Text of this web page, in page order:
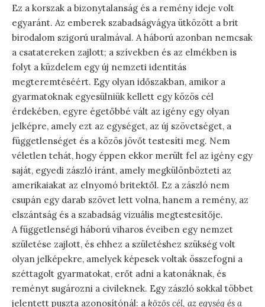
Ez a korszak a bizonytalanság és a remény ideje volt
egyaránt. Az emberek szabadságvágya ütközött a brit
birodalom szigorú uralmával. A háború azonban nemcsak
a csatatereken zajlott; a szívekben és az elmékben is
folyt a küzdelem egy új nemzeti identitás
megteremtéséért. Egy olyan időszakban, amikor a
gyarmatoknak egyesülniük kellett egy közös cél
érdekében, egyre égetőbbé vált az igény egy olyan
jelképre, amely ezt az egységet, az új szövetséget, a
függetlenséget és a közös jövőt testesíti meg. Nem
véletlen tehát, hogy éppen ekkor merült fel az igény egy
saját, egyedi zászló iránt, amely megkülönbözteti az
amerikaiakat az elnyomó britektől. Ez a zászló nem
csupán egy darab szövet lett volna, hanem a remény, az
elszántság és a szabadság vizuális megtestesítője.
A függetlenségi háború viharos éveiben egy nemzet
születése zajlott, és ehhez a születéshez szükség volt
olyan jelképekre, amelyek képesek voltak összefogni a
széttagolt gyarmatokat, erőt adni a katonáknak, és
reményt sugározni a civileknek. Egy zászló sokkal többet
jelentett puszta azonosítónál: a közös cél, az egység és a